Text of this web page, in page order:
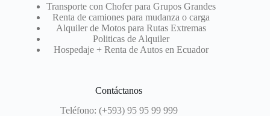
Transporte con Chofer para Grupos Grandes
Renta de camiones para mudanza o carga
Alquiler de Motos para Rutas Extremas
Politicas de Alquiler
Hospedaje + Renta de Autos en Ecuador
Contáctanos
Teléfono: (+593) 95 95 99 999